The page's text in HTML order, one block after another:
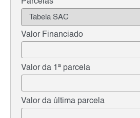
Valor Financiado
Valor da 1ª parcela
Valor da última parcela